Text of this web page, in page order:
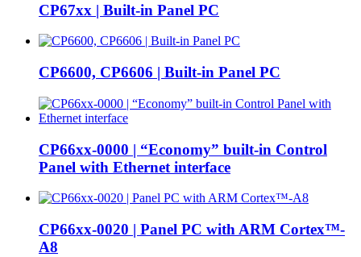
CP67xx | Built-in Panel PC
CP6600, CP6606 | Built-in Panel PC
CP66xx-0000 | “Economy” built-in Control
Panel with Ethernet interface
CP66xx-0020 | Panel PC with ARM Cortex™-
A8